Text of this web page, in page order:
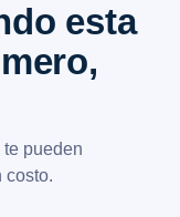
esta
pueden
costo.